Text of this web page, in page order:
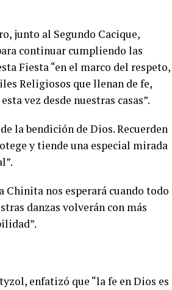
junto al Segundo Cacique,
continuar cumpliendo las
Fiesta “en el marco del respeto,
Religiosos que llenan de fe,
vez desde nuestras casas”.
la bendición de Dios. Recuerden
y tiende una especial mirada
Chinita nos esperará cuando todo
danzas volverán con más
enfatizó que “la fe en Dios es